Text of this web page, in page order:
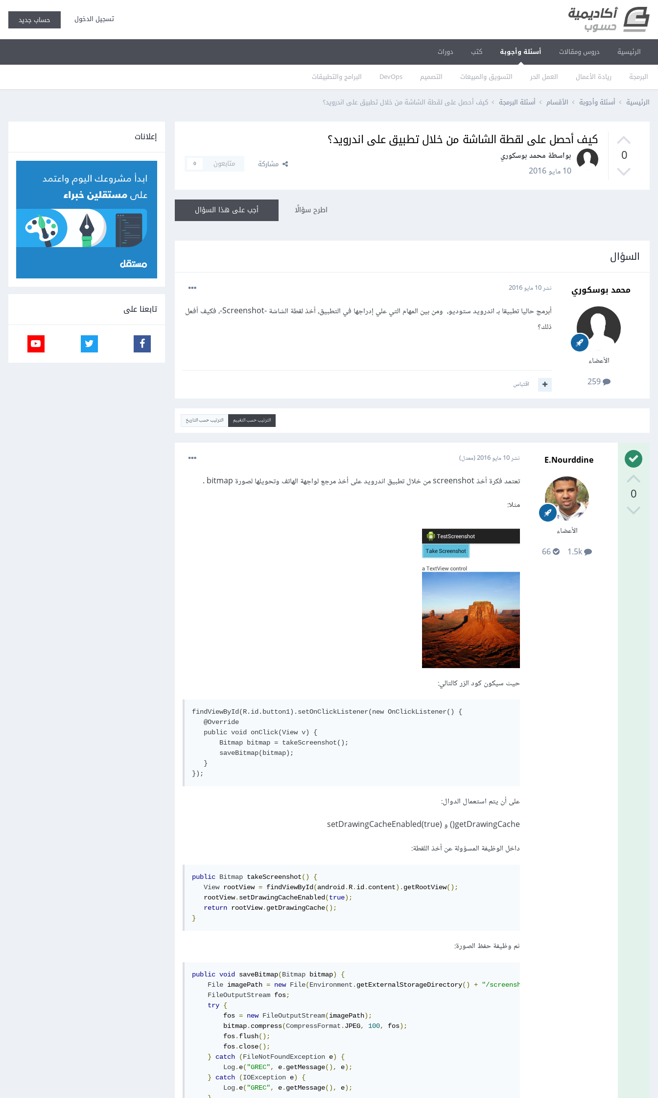
تسجيل الدخول حساب جديد
الرئيسية دروس ومقالات أسئلة وأجوبة
البرمجة ريادة الأعمال العمل الحر التسويق والمبيعات التصميم DevOps البرامج والتطبيقات
كتب دورات
الرئيسية أسئلة وأجوبة الأقسام أسئلة البرمجة كيف أحصل على لقطة الشاشة من خلال تطبيق على اندرويد؟
0
كيف أحصل على لقطة الشاشة من خلال تطبيق على اندرويد؟
بواسطة محمد بوسكوري
10 مايو 2016
مشاركة متابعون 0
أجب على هذا السؤال اطرح سؤالًا
السؤال
محمد بوسكوري
الأعضاء
259
نشر10 مايو 2016
أبرمج حاليا تطبيقا بـ اندرويد ستوديو، ومن بين المهام التي علي إدراجها في التطبيق، أخذ لقطة الشاشة -Screenshot-، فكيف أفعل
ذلك؟
اقتباس
الترتيب حسب التقييم الترتيب حسب التاريخ
0
E.Nourddine
الأعضاء
نشر10 مايو 2016 (معدل)
تعتمد فكرة أخذ screenshot من خلال تطبيق اندرويد على أخذ مرجع لواجهة الهاتف وتحويلها لصورة bitmap .
مثلا:
حيث سيكون كود الزر كالتالي:
findViewById(R.id.button1).setOnClickListener(new OnClickListener() {
   @Override
   public void onClick(View v) {
       Bitmap bitmap = takeScreenshot();
       saveBitmap(bitmap);
   }
});
على أن يتم استعمال الدوال:
getDrawingCache() و setDrawingCacheEnabled(true)
داخل الوظيفة المسؤولة عن أخذ اللقطة:
public Bitmap takeScreenshot()
{
View rootView = findViewById(android. R. id. content). getRootView();
   rootView
. setDrawingCacheEnabled(true);
return rootView. getDrawingCache();
}
ثم وظيفة حفظ الصورة:
public void saveBitmap(Bitmap bitmap)
{
File imagePath = new File(Environment . getExternalStorageDirectory() + "/screenshot.png"
FileOutputStream fos;
try {
        fos
= new FileOutputStream(imagePath);
        bitmap
. compress(CompressFormat . JPEG, 100, fos);
        fos
. flush();
        fos
. close();
}
catch (FileNotFoundException e)
{
Log. e( "GREC", e. getMessage(), e);
}
catch (IOException e)
{
Log. e( "GREC", e. getMessage(), e);
إعلانات
تابعنا على